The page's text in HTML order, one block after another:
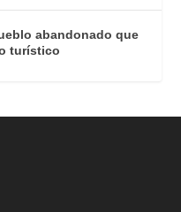
abandonado que
turístico